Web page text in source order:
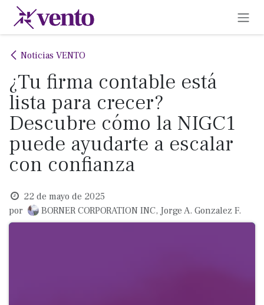
Ir al contenido
Noticias VENTO
¿Tu firma contable está
lista para crecer?
Descubre cómo la NIGC1
puede ayudarte a escalar
con confianza
22 de mayo de 2025
por
BORNER CORPORATION INC, Jorge A. Gonzalez F.